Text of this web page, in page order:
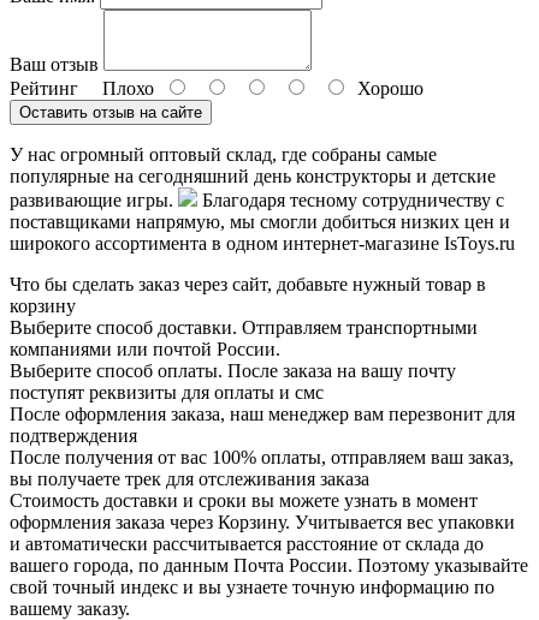
Ваш отзыв
Рейтинг Плохо Хорошо
Оставить отзыв на сайте
У нас огромный оптовый склад, где собраны самые
популярные на сегодняшний день конструкторы и детские
развивающие игры.
Благодаря тесному сотрудничеству с
поставщиками напрямую, мы смогли добиться низких цен и
широкого ассортимента в одном интернет-магазине IsToys.ru
Что бы сделать заказ через сайт, добавьте нужный товар в
корзину
Выберите способ доставки. Отправляем транспортными
компаниями или почтой России.
Выберите способ оплаты. После заказа на вашу почту
поступят реквизиты для оплаты и смс
После оформления заказа, наш менеджер вам перезвонит для
подтверждения
После получения от вас 100% оплаты, отправляем ваш заказ,
вы получаете трек для отслеживания заказа
Стоимость доставки и сроки вы можете узнать в момент
оформления заказа через Корзину. Учитывается вес упаковки
и автоматически рассчитывается расстояние от склада до
вашего города, по данным Почта России. Поэтому указывайте
свой точный индекс и вы узнаете точную информацию по
вашему заказу.